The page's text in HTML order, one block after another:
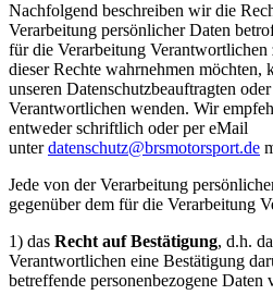
Nachfolgend beschreiben wir die
Verarbeitung persönlicher Daten
für die Verarbeitung Verantwortlichen
dieser Rechte wahrnehmen möchten,
unseren Datenschutzbeauftragten
Verantwortlichen wenden. Wir
entweder schriftlich oder per eMail
unterdatenschutz@brsmotorsport.de
Jede von der Verarbeitung
gegenüber dem für die Verarbeitung
1) das Recht auf Bestätigung, d.h.
Verantwortlichen eine Bestätigung
betreffende personenbezogene Daten